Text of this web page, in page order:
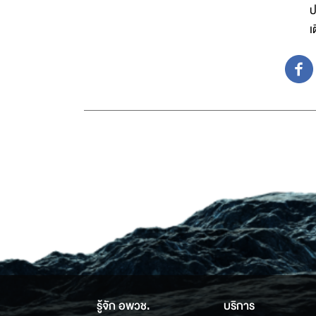
รู้จัก อพวช. บริการ